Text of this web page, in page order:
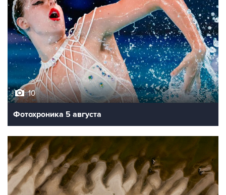
10
Фотохроника 5 августа